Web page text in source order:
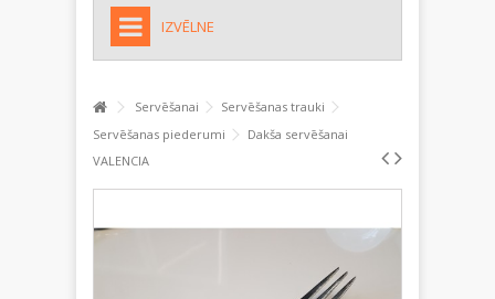
IZVĒLNE
Servēšanai
Servēšanas trauki
Servēšanas piederumi
Dakša servēšanai
VALENCIA